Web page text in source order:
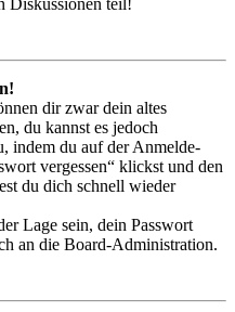
dir zwar dein altes
du kannst es jedoch
indem du auf der Anmelde-
vergessen“ klickst und den
du dich schnell wieder
Lage sein, dein Passwort
an die Board-Administration.